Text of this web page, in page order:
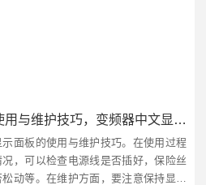
变频器中文显示面板的使用与维护技巧，变频器中文显示面板不亮
面板的使用与维护技巧。在使用过程
，可以检查电源线是否插好，保险丝
动等。在维护方面，要注意保持显示